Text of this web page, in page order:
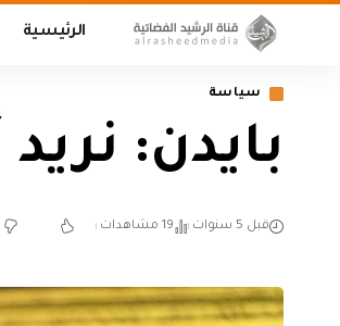
الرئيسية
سياسة
بايدن:
قبل 5 سنوات 19 مشاهدات